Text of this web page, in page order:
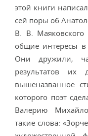
этой книги
сей поры об
В. В.
общие интересы в
Они дружили,
результатов их
вышеназванное
которого поэт
Валерию
такие слова: